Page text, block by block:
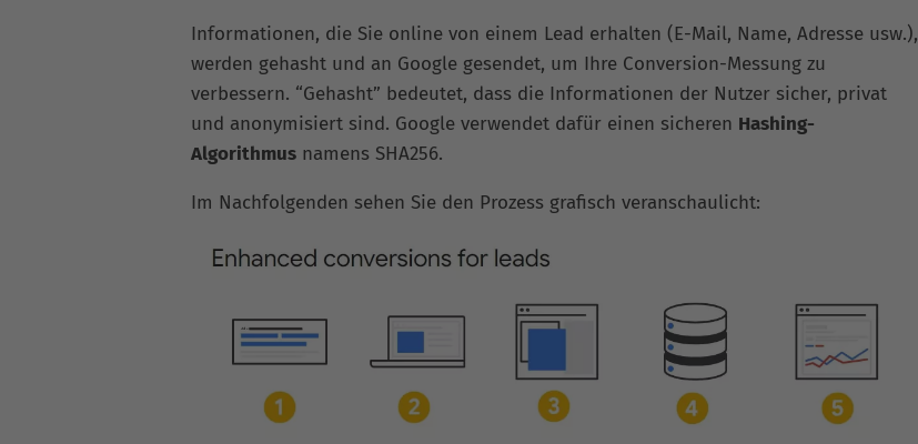
Informationen, die Sie online von einem Lead erhalten (E-Mail, Name, Adresse usw.),
werden gehasht und an Google gesendet, um Ihre Conversion-Messung zu
verbessern. “Gehasht” bedeutet, dass die Informationen der Nutzer sicher, privat
und anonymisiert sind. Google verwendet dafür einen sicheren Hashing-
Algorithmus namens SHA256.
Im Nachfolgenden sehen Sie den Prozess grafisch veranschaulicht: